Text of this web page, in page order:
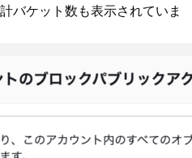
バケット数も表示されていま